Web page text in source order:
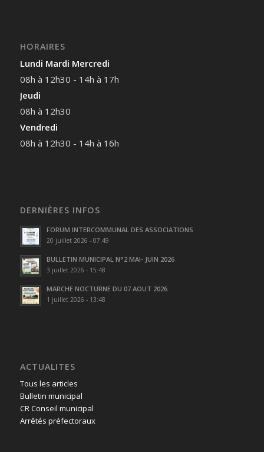
HORAIRES
Lundi Mardi Mercredi
08h à 12h30 - 14h à 17h
Jeudi
08h à 12h30
Vendredi
08h à 12h30 - 14h à 16h
DERNIÈRES INFOS
FORUM INTERCOMMUNAL DES ASSOCIATIONS
20 juillet 2026 - 07:49
BULLETIN MUNICIPAL N°2 MAI- JUIN 2026
3 juillet 2026 - 15:48
MARCHE NOCTURNE DU 07 AOUT 2026
1 juillet 2026 - 13:48
ACTUALITES
Tous les articles
Bulletin municipal
CR Conseil municipal
Arrêtés préfectoraux